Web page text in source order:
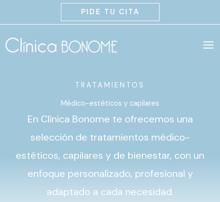
PIDE TU CITA
TRATAMIENTOS
Médico-estéticos y capilares
En Clínica Bonome te ofrecemos una
selección de tratamientos médico-
estéticos, capilares y de bienestar, con un
enfoque personalizado, profesional y
adaptado a cada necesidad.